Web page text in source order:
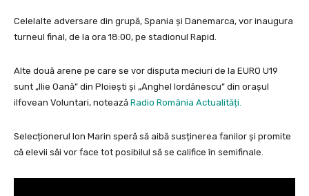
Celelalte adversare din grupă, Spania și Danemarca, vor inaugura
turneul final, de la ora 18:00, pe stadionul Rapid.
Alte două arene pe care se vor disputa meciuri de la EURO U19
sunt „Ilie Oană” din Ploiești și „Anghel Iordănescu” din orașul
ilfovean Voluntari, notează Radio România Actualități.
Selecționerul Ion Marin speră să aibă susținerea fanilor și promite
că elevii săi vor face tot posibilul să se califice în semifinale.